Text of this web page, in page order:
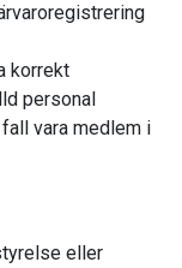
korrekt
personal
vara medlem i
eller